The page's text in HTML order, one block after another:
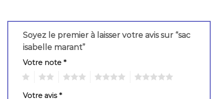
Soyez le premier à laisser votre avis sur “sac
isabelle marant”
Votre note *
Votre avis*